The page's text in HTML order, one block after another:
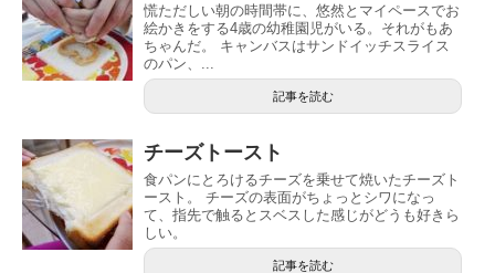
慌ただしい朝の時間帯に、悠然とマイペースでお
絵かきをする4歳の幼稚園児がいる。それがもあ
ちゃんだ。 キャンバスはサンドイッチスライス
のパン、...
記事を読む
チーズトースト
食パンにとろけるチーズを乗せて焼いたチーズト
ースト。 チーズの表面がちょっとシワになっ
て、指先で触るとスベスした感じがどうも好きら
しい。
記事を読む